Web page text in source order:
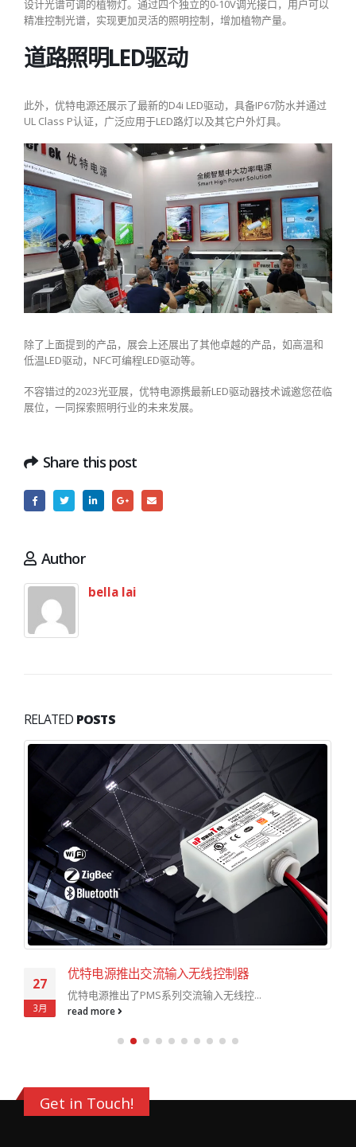
设计光谱可调的植物灯。通过四个独立的0-10V调光接口，用户可以
精准控制光谱，实现更加灵活的照明控制，增加植物产量。
道路照明LED驱动
此外，优特电源还展示了最新的D4i LED驱动，具备IP67防水并通过
UL Class P认证，广泛应用于LED路灯以及其它户外灯具。
除了上面提到的产品，展会上还展出了其他卓越的产品，如高温和
低温LED驱动，NFC可编程LED驱动等。
不容错过的2023光亚展，优特电源携最新LED驱动器技术诚邀您莅临
展位，一同探索照明行业的未来发展。
Share this post
Author
bella lai
RELATED POSTS
27
3月
优特电源推出交流输入无线控制器
优特电源推出了PMS系列交流输入无线控...
read more
Get in Touch!